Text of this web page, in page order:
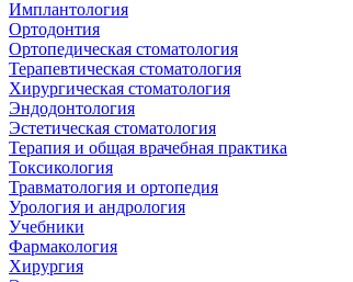
Имплантология
Ортодонтия
Ортопедическая стоматология
Терапевтическая стоматология
Хирургическая стоматология
Эндодонтология
Эстетическая стоматология
Терапия и общая врачебная практика
Токсикология
Травматология и ортопедия
Урология и андрология
Учебники
Фармакология
Хирургия